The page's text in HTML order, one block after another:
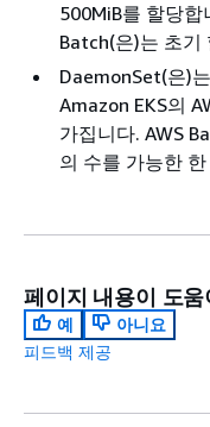
500MiB를 할당합
Batch(은)는 초기
DaemonSet(은)
Amazon EKS의
가집니다. AWS
의 수를 가능한
페이지 내용이 도
예
아니요
피드백 제공